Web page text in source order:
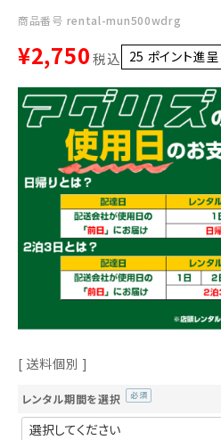
商品番号 rental-mun500wdrg
¥2,750 税込 25 ポイント進呈 ]
送料個別
レンタル期間を選択